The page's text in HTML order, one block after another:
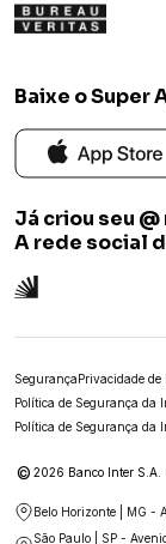
Baixe o Super
Já criou seu @
A rede social
SegurançaPrivacidade de
Política de Segurança da
Política de Segurança da
© 2026 Banco Inter
Belo Horizonte | MG -
São Paulo | SP -